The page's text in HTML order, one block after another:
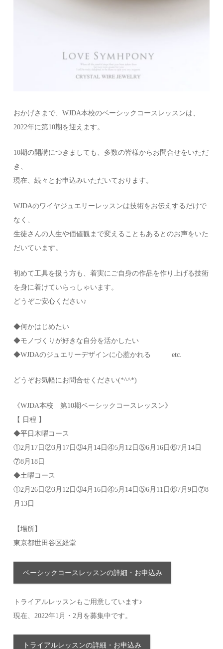
おかげさまで、WJDA本校のベーシックコースレッスンは、
2022年に第10期を迎えます。
10期の開講につきましても、多数の皆様からお問合せをいただ
き、
現在、続々とお申込みいただいております。
WJDAのワイヤジュエリーレッスンは技術をお伝えするだけで
なく、
生徒さんの人生や価値観まで変えることもあるとのお声をいた
だいています。
初めて工具を扱う方も、着実にご自身の作品を作り上げる技術
を身に着けていらっしゃいます。
どうぞご安心ください♪
◆何かはじめたい
◆モノづくりが好きな自分を活かしたい
◆WJDAのジュエリーデザインに心惹かれる etc.
どうぞお気軽にお問合せください(*^^*)
《WJDA本校 第10期ベーシックコースレッスン》
【 日程 】
◆平日木曜コース
①2月17日②3月17日③4月14日④5月12日⑤6月16日⑥7月14日
⑦8月18日
◆土曜コース
①2月26日②3月12日③4月16日④5月14日⑤6月11日⑥7月9日⑦8
月13日
【場所】
東京都世田谷区経堂
ベーシックコースレッスンの詳細・お申込み
トライアルレッスンもご用意しています♪
現在、2022年1月・2月を募集中です。
トライアルレッスンの詳細・お申込み